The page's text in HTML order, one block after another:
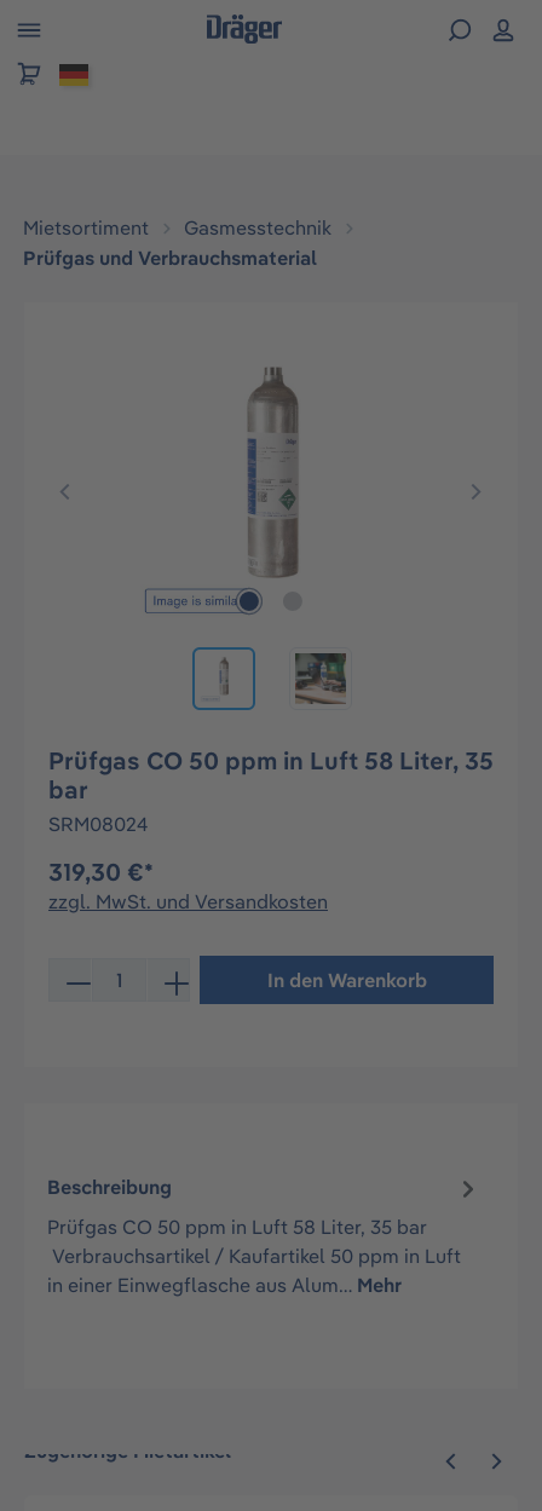
springen
Mietsortiment
Gasmesstechnik
Prüfgas und Verbrauchsmaterial
Bildergalerie überspringen
Prüfgas CO 50 ppm in Luft 58 Liter, 35
bar
SRM08024
319,30 €*
zzgl. MwSt. und Versandkosten
Produkt Anzahl: Gib den gewünschten Wert ein oder
In den Warenkorb
Beschreibung
Prüfgas CO 50 ppm in Luft 58 Liter, 35 bar
Verbrauchsartikel / Kaufartikel 50 ppm in Luft
in einer Einwegflasche aus Alum… Mehr
Zugehörige Mietartikel